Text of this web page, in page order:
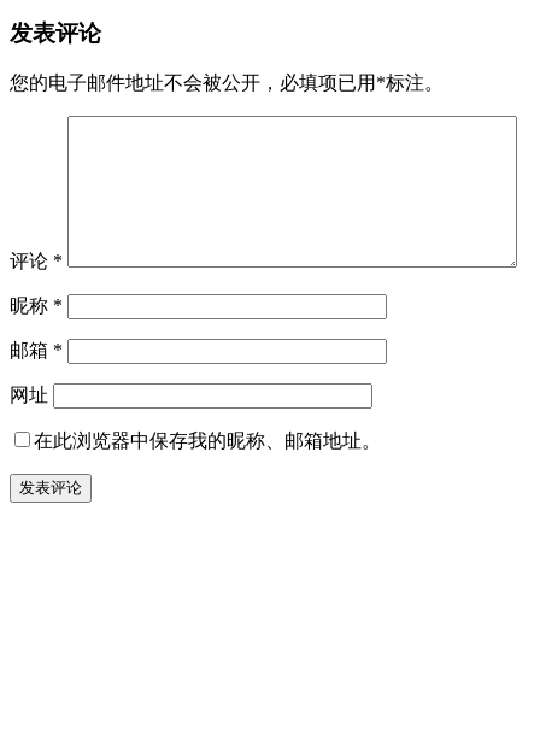
发表评论
您的电子邮件地址不会被公开， 必填项已用 *标注。
评论 *
昵称 *
邮箱 *
网址
在此浏览器中保存我的昵称、邮箱地址。